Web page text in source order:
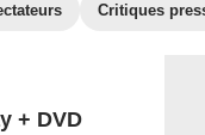
Critiques
+ DVD